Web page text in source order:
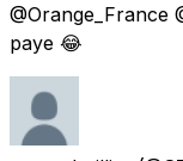
@Orange_France
paye 😂